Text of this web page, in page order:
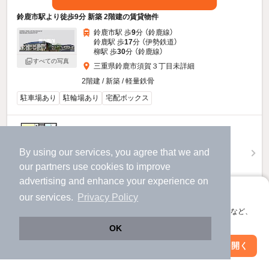
By using our services, you agree that we and
our partners use cookies to improve
advertising and enhance your experience on
our services.
Privacy Policy
OK
アプリに切り替えて、サクサクお部屋探し
会員登録なしですぐ使える。マップ検索やお気に入り保存など、
アプリを開く
鈴鹿市駅より徒歩9分 新築 2階建の賃貸物件
すべての写真
鈴鹿市駅 歩9分 （鈴鹿線）
鈴鹿駅 歩17分 （伊勢鉄道）
柳駅 歩30分 （鈴鹿線）
三重県鈴鹿市須賀３丁目未詳細
2階建 / 新築 / 軽量鉄骨
駐車場あり
駐輪場あり 宅配ボックス
礼
138,000円
2階 / 1LDK / 45.15㎡
お問い合わせ
ほか提供
絞り込み条件を変更